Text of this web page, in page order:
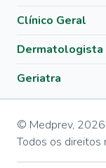
Clínico Geral
Dermatologista
Geriatra
© Medprev, 2026
Todos os direitos